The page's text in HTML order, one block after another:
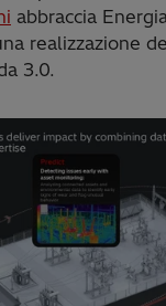
abbraccia
realizzazione
3.0.